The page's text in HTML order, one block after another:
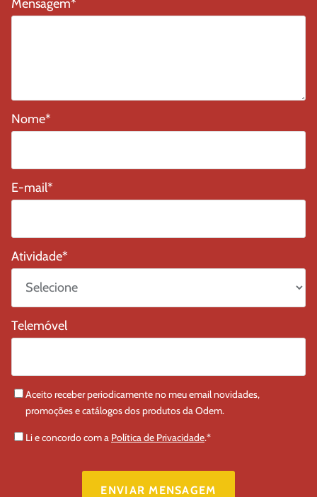
Mensagem*
Nome*
E-mail*
Atividade*
Telemóvel
Aceito receber periodicamente no meu email novidades,
promoções e catálogos dos produtos da Odem.
Li e concordo com a Política de Privacidade.*